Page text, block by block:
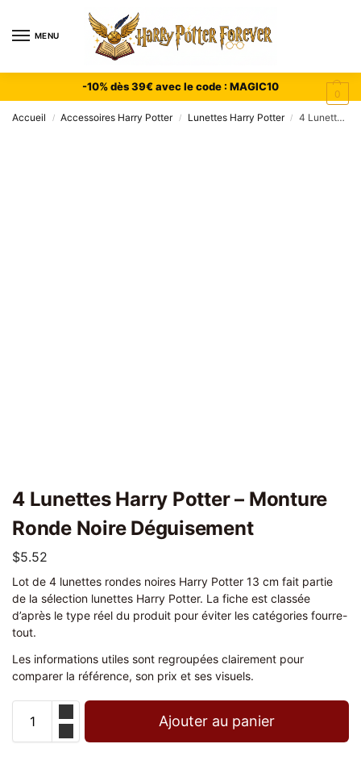
MENU
0
-10% dès 39€ avec le code : MAGIC10
Accueil / Accessoires Harry Potter / Lunettes Harry Potter / 4 Lunettes Harry Potter – Monture Ronde Noire Déguisement
4 Lunettes Harry Potter – Monture
Ronde Noire Déguisement
$5.52
Lot de 4 lunettes rondes noires Harry Potter 13 cm fait partie
de la sélection lunettes Harry Potter. La fiche est classée
d’après le type réel du produit pour éviter les catégories fourre-
tout.
Les informations utiles sont regroupées clairement pour
comparer la référence, son prix et ses visuels.
Ajouter au panier